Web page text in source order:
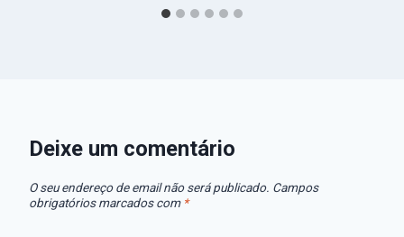
Deixe um comentário
O seu endereço de email não será publicado. Campos
obrigatórios marcados com *